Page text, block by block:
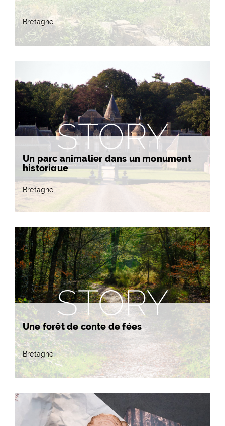
Bretagne
STORY
Un parc animalier dans un monument
historique
Bretagne
STORY
Une forêt de conte de fées
Bretagne